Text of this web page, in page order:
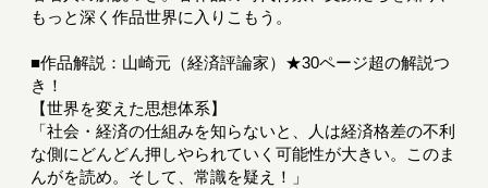
もっと深く作品世界に入りこもう。
■作品解説：山崎元（経済評論家）★30ページ超の解説つ
き！
【世界を変えた思想体系】
「社会・経済の仕組みを知らないと、人は経済格差の不利
な側にどんどん押しやられていく可能性が大きい。このま
んがを読め。そして、常識を疑え！」